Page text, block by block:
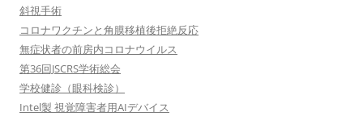
斜視手術
コロナワクチンと角膜移植後拒絶反応
無症状者の前房内コロナウイルス
第36回JSCRS学術総会
学校健診（眼科検診）
Intel製 視覚障害者用AIデバイス